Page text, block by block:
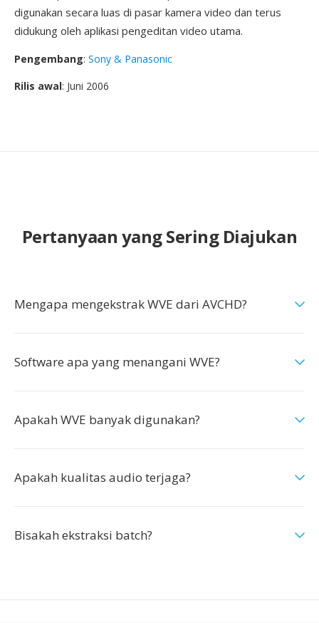
digunakan secara luas di pasar kamera video dan terus
didukung oleh aplikasi pengeditan video utama.
Pengembang: Sony & Panasonic
Rilis awal: Juni 2006
Pertanyaan yang Sering Diajukan
Mengapa mengekstrak WVE dari AVCHD?
Software apa yang menangani WVE?
Apakah WVE banyak digunakan?
Apakah kualitas audio terjaga?
Bisakah ekstraksi batch?